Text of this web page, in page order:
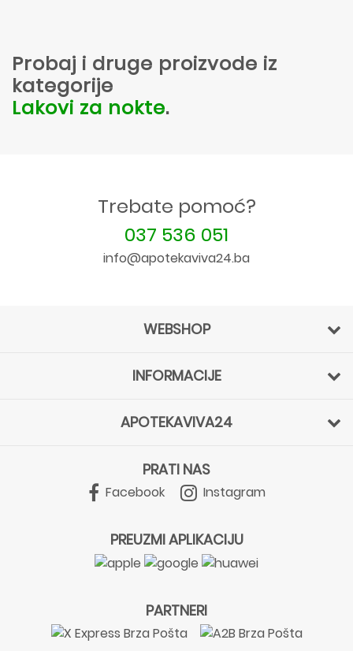
Probaj i druge proizvode iz
kategorije
Lakovi za nokte.
Trebate pomoć?
037 536 051
info@apotekaviva24.ba
WEBSHOP
INFORMACIJE
APOTEKAVIVA24
PRATI NAS
Facebook Instagram
PREUZMI APLIKACIJU
PARTNERI